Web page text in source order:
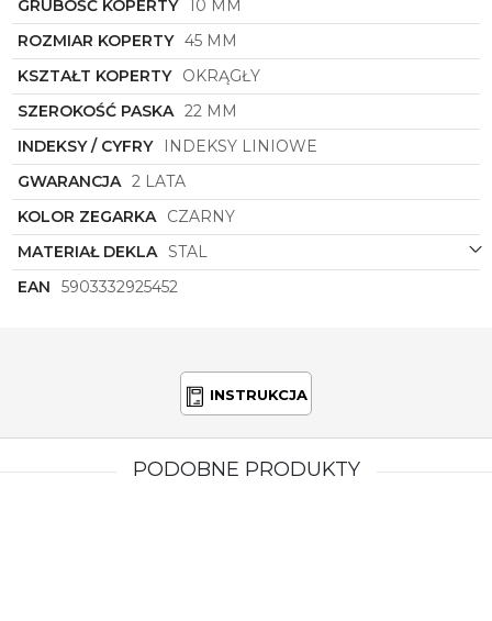
ceniącego wysoką jakość, elegancję i wyrafinowany
styl.
Odnalezienie perfekcji w każdym detalu – to motto,
które przyświeca zegarkowi męskiemu
S45BL.BS. To idealny wybór dla tych, którzy nie
tylko liczą czas, ale także cenią jego piękno i wartość
estetyczną. Pozwól sobie na chwilę luksusu i
elegancji z zegarkiem, który stanie się nieodłącznym
elementem Twojego wyjątkowego stylu.
GRUBOŚĆ KOPERTY 10 MM
ROZMIAR KOPERTY 45 MM
KSZTAŁT KOPERTY OKRĄGŁY
SZEROKOŚĆ PASKA 22 MM
INDEKSY / CYFRY
INDEKSY LINIOWE
GWARANCJA 2 LATA
KOLOR ZEGARKA CZARNY
MATERIAŁ DEKLA STAL
EAN
5903332925452
INSTRUKCJA
PODOBNE PRODUKTY